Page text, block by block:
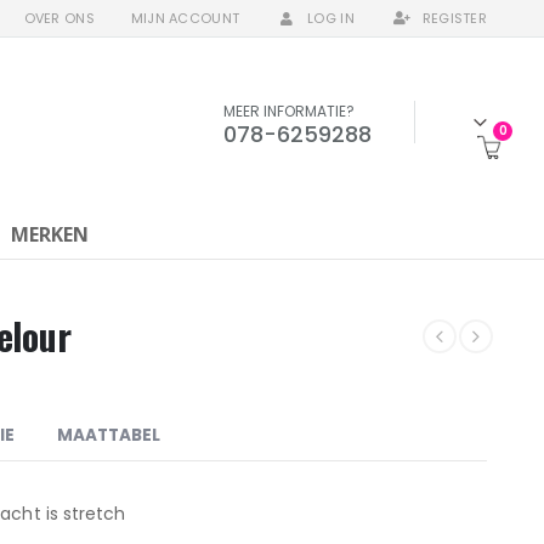
OVER ONS MIJN ACCOUNT LOG IN REGISTER
MEER INFORMATIE?
078-6259288 0
MERKEN
MAATTABEL
is stretch